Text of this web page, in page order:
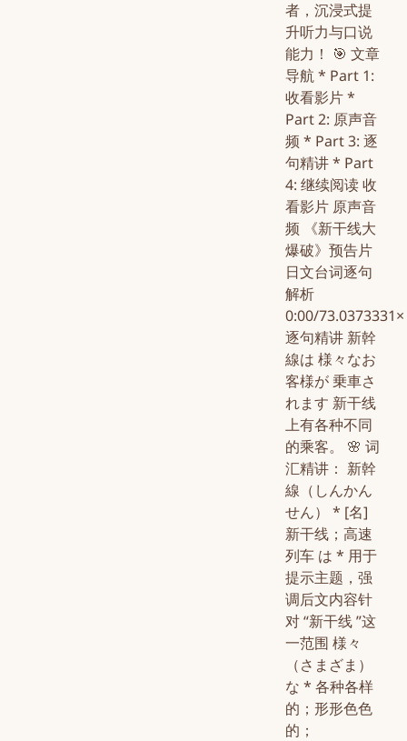
者，沉浸式提
升听力与口说
能力！ 🎯 文章
导航 * Part 1:
收看影片 *
Part 2: 原声音
频 * Part 3: 逐
句精讲 * Part
4: 继续阅读 收
看影片 原声音
频 《新干线大
爆破》预告片
日文台词逐句
解析
0:00/73.0373331×
逐句精讲 新幹
線は 様々なお
客様が 乗車さ
れます 新干线
上有各种不同
的乘客。 🌸 词
汇精讲： 新幹
線（しんかん
せん） * [名]
新干线；高速
列车 は * 用于
提示主题，强
调后文内容针
对 “新干线 ”这
一范围 様々
（さまざま）
な * 各种各样
的；形形色色
的；